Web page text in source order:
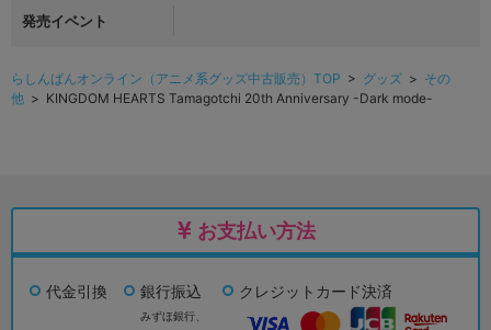
発売イベント
らしんばんオンライン（アニメ系グッズ中古販売）TOP > グッズ > その
他 > KINGDOM HEARTS Tamagotchi 20th Anniversary -Dark mode-
お支払い方法
代金引換 銀行振込
みずほ銀行、
クレジットカード決済